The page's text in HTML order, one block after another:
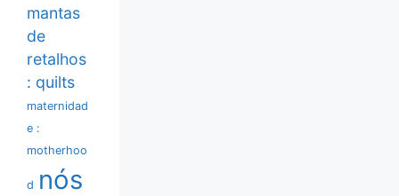
mantas
de
retalhos
: quilts
maternidad
e :
motherhoo
d nós